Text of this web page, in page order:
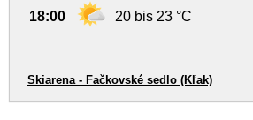
18:00 20 bis 23 °C
Skiarena - Fačkovské sedlo (Kľak)